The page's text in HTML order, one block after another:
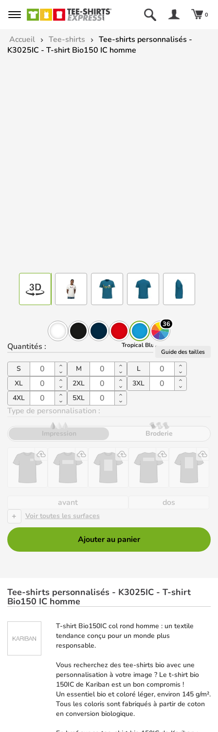
0
Accueil Tee-shirts
Tee-shirts personnalisés -
K3025IC - T-shirt Bio150 IC homme
Tropical Blue
36
Quantités : Guide des tailles
S M
L
XL
2XL
3XL
4XL
5XL
Type de personnalisation :
Impression Broderie
avant
dos
+
Voir toutes les surfaces
Ajouter au panier
Tee-shirts personnalisés - K3025IC - T-shirt
Bio150 IC homme
T-shirt Bio150IC col rond homme : un textile
tendance conçu pour un monde plus
responsable.
Vous recherchez des tee-shirts bio avec une
personnalisation à votre image ? Le t-shirt bio
150IC de Kariban est un bon compromis !
Un essentiel bio et coloré léger, environ 145 g/m².
Tous les coloris sont fabriqués à partir de coton
en conversion biologique.